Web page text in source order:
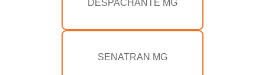
DESPACHANTE MG
SENATRAN MG